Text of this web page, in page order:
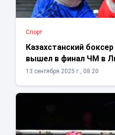
Спорт
Казахстанский
вышел в финал ЧМ в
13 сентября 2025 г., 08:20